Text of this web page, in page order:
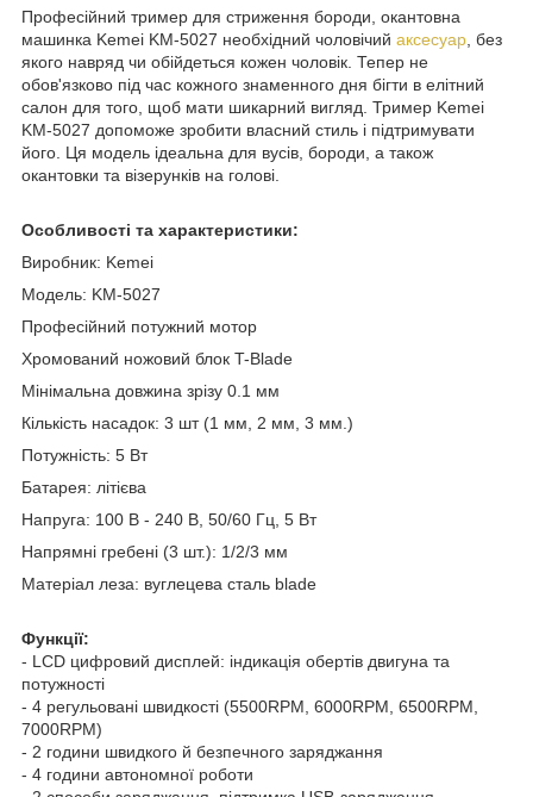
Професійний тример для стриження бороди, окантовна
машинка Kemei KM-5027 необхідний чоловічий аксесуар, без
якого навряд чи обійдеться кожен чоловік. Тепер не
обов'язково під час кожного знаменного дня бігти в елітний
салон для того, щоб мати шикарний вигляд. Тример Kemei
KM-5027 допоможе зробити власний стиль і підтримувати
його. Ця модель ідеальна для вусів, бороди, а також
окантовки та візерунків на голові.
Особливості та характеристики:
Виробник: Kemei
Модель: KM-5027
Професійний потужний мотор
Хромований ножовий блок T-Blade
Мінімальна довжина зрізу 0.1 мм
Кількість насадок: 3 шт (1 мм, 2 мм, 3 мм.)
Потужність: 5 Вт
Батарея: літієва
Напруга: 100 В - 240 В, 50/60 Гц, 5 Вт
Напрямні гребені (3 шт.): 1/2/3 мм
Матеріал леза: вуглецева сталь blade
Функції:
- LCD цифровий дисплей: індикація обертів двигуна та
потужності
- 4 регульовані швидкості (5500RPM, 6000RPM, 6500RPM,
7000RPM)
- 2 години швидкого й безпечного заряджання
- 4 години автономної роботи